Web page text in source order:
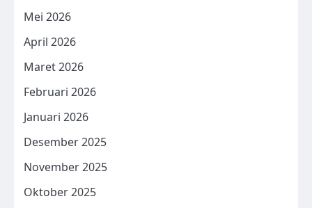
Mei 2026
April 2026
Maret 2026
Februari 2026
Januari 2026
Desember 2025
November 2025
Oktober 2025